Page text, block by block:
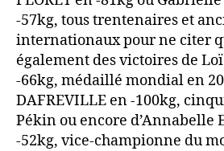
-57kg, tous trentenaires et
internationaux pour ne citer
également des victoires de
-66kg, médaillé mondial en
DAFREVILLE en -100kg,
Pékin ou encore d’Annabelle
-52kg, vice-championne du